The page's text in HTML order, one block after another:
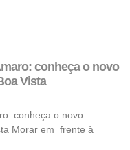
conheça o novo
Vista
conheça o novo
Morar em frente à